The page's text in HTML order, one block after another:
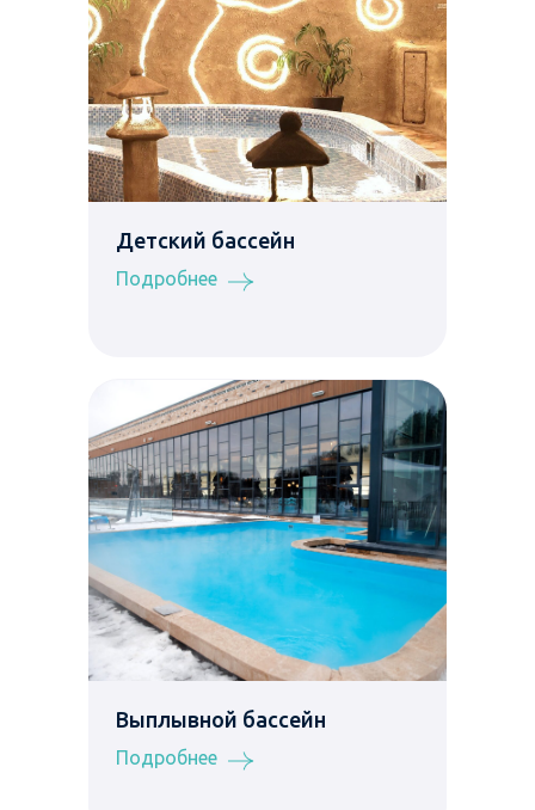
Выплывной бассейн
Подробнее
Детский бассейн
Подробнее